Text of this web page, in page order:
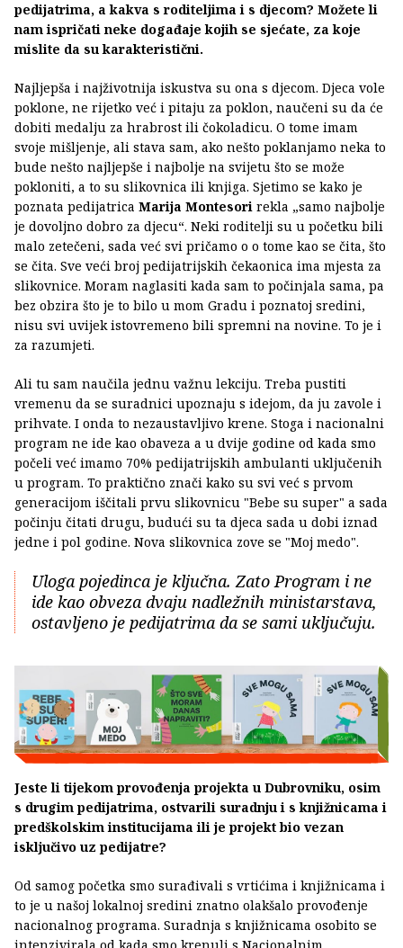
pedijatrima, a kakva s roditeljima i s djecom? Možete li
nam ispričati neke događaje kojih se sjećate, za koje
mislite da su karakteristični.
Najljepša i najživotnija iskustva su ona s djecom. Djeca vole
poklone, ne rijetko već i pitaju za poklon, naučeni su da će
dobiti medalju za hrabrost ili čokoladicu. O tome imam
svoje mišljenje, ali stava sam, ako nešto poklanjamo neka to
bude nešto najljepše i najbolje na svijetu što se može
pokloniti, a to su slikovnica ili knjiga. Sjetimo se kako je
poznata pedijatrica Marija Montesori rekla „samo najbolje
je dovoljno dobro za djecu“. Neki roditelji su u početku bili
malo zetečeni, sada već svi pričamo o o tome kao se čita, što
se čita. Sve veći broj pedijatrijskih čekaonica ima mjesta za
slikovnice. Moram naglasiti kada sam to počinjala sama, pa
bez obzira što je to bilo u mom Gradu i poznatoj sredini,
nisu svi uvijek istovremeno bili spremni na novine. To je i
za razumjeti.
Ali tu sam naučila jednu važnu lekciju. Treba pustiti
vremenu da se suradnici upoznaju s idejom, da ju zavole i
prihvate. I onda to nezaustavljivo krene. Stoga i nacionalni
program ne ide kao obaveza a u dvije godine od kada smo
počeli već imamo 70% pedijatrijskih ambulanti uključenih
u program. To praktično znači kako su svi već s prvom
generacijom iščitali prvu slikovnicu "Bebe su super" a sada
počinju čitati drugu, budući su ta djeca sada u dobi iznad
jedne i pol godine. Nova slikovnica zove se "Moj medo".
Uloga pojedinca je ključna. Zato Program i ne
ide kao obveza dvaju nadležnih ministarstava,
ostavljeno je pedijatrima da se sami uključuju.
Jeste li tijekom provođenja projekta u Dubrovniku, osim
s drugim pedijatrima, ostvarili suradnju i s knjižnicama i
predškolskim institucijama ili je projekt bio vezan
isključivo uz pedijatre?
Od samog početka smo surađivali s vrtićima i knjižnicama i
to je u našoj lokalnoj sredini znatno olakšalo provođenje
nacionalnog programa. Suradnja s knjižnicama osobito se